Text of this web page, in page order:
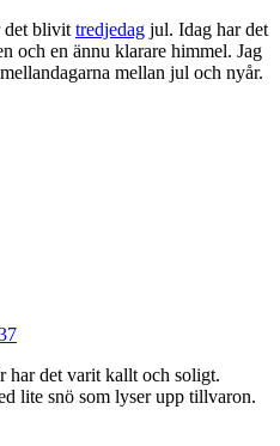
det blivit tredjedag jul. Idag har det
och en ännu klarare himmel. Jag
mellan jul och nyår.
har det varit kallt och soligt.
lite snö som lyser upp tillvaron.